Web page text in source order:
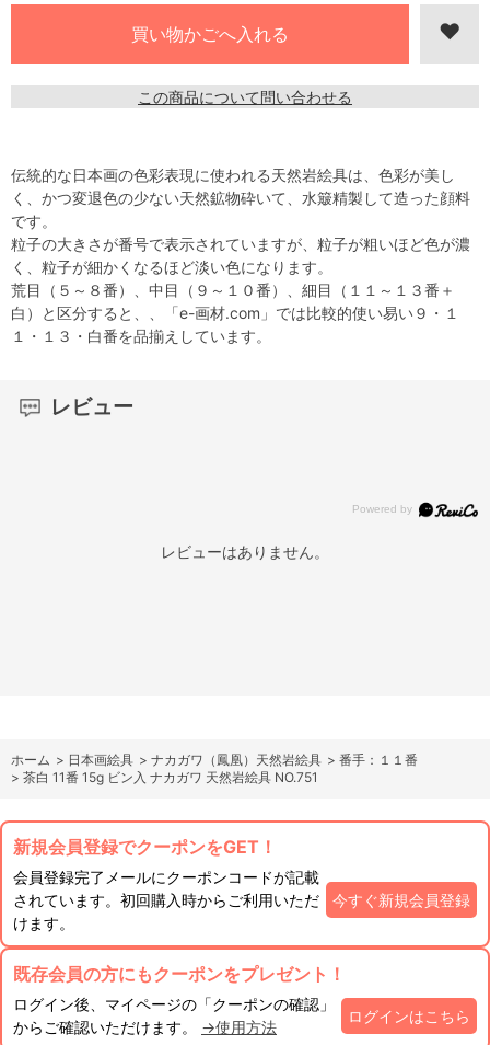
この商品について問い合わせる
伝統的な日本画の色彩表現に使われる天然岩絵具は、色彩が美し
く、かつ変退色の少ない天然鉱物砕いて、水簸精製して造った顔料
です。
粒子の大きさが番号で表示されていますが、粒子が粗いほど色が濃
く、粒子が細かくなるほど淡い色になります。
荒目（５～８番）、中目（９～１０番）、細目（１１～１３番＋
白）と区分すると、、「e-画材.com」では比較的使い易い９・１
１・１３・白番を品揃えしています。
レビュー
レビューはありません。
ホーム > 日本画絵具 > ナカガワ（鳳凰）天然岩絵具 > 番手：１１番
> 茶白 11番 15g ビン入 ナカガワ 天然岩絵具 NO.751
新規会員登録でクーポンをGET！
会員登録完了メールにクーポンコードが記載
されています。初回購入時からご利用いただ
けます。
今すぐ新規会員登録
既存会員の方にもクーポンをプレゼント！
ログイン後、マイページの「クーポンの確認」
からご確認いただけます。 →使用方法
ログインはこちら